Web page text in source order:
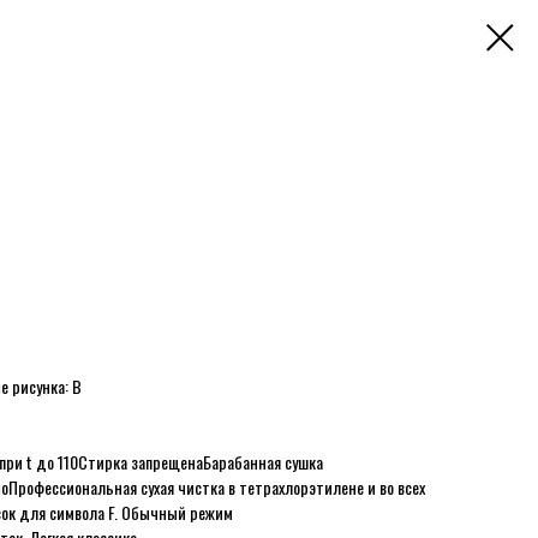
рисунка: B
t до 110Стирка запрещенаБарабанная сушка
Профессиональная сухая чистка в тетрахлорэтилене и во всех
для символа F. Обычный режим